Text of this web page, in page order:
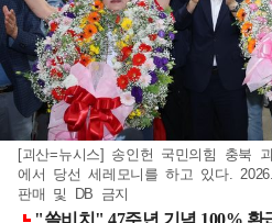
[괴산=뉴시스] 송인헌 국민의힘 충북
에서 당선 세레모니를 하고 있다.
판매 및 DB 금지